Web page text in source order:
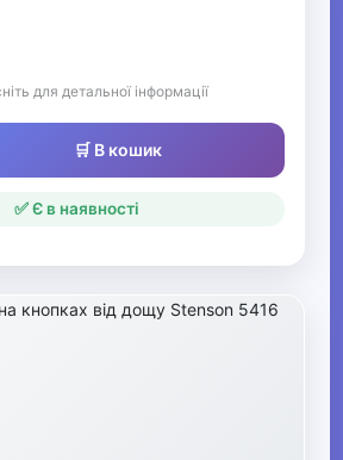
для детальної інформації
🛒 В кошик
✅ Є в наявності